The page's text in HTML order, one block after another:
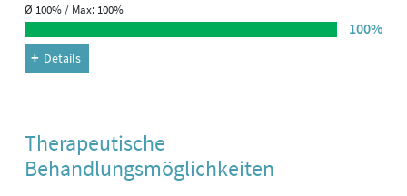
Ø 100% / Max: 100%
100%
Details
Therapeutische
Behandlungsmöglichkeiten